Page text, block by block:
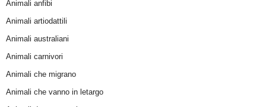
Animali anfibi
Animali artiodattili
Animali australiani
Animali carnivori
Animali che migrano
Animali che vanno in letargo